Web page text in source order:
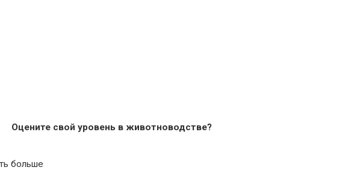
Оцените свой уровень в животноводстве?
больше